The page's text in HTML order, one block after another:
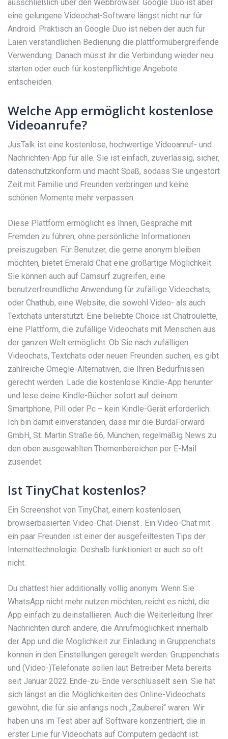
ausschließlich über den Webbrowser. Google Duo ist aber
eine gelungene Videochat-Software längst nicht nur für
Android. Praktisch an Google Duo ist neben der auch für
Laien verständlichen Bedienung die plattformübergreifende
Verwendung. Danach müsst ihr die Verbindung wieder neu
starten oder euch für kostenpflichtige Angebote
entscheiden.
Welche App ermöglicht kostenlose
Videoanrufe?
JusTalk ist eine kostenlose, hochwertige Videoanruf- und
Nachrichten-App für alle. Sie ist einfach, zuverlässig, sicher,
datenschutzkonform und macht Spaß, sodass Sie ungestört
Zeit mit Familie und Freunden verbringen und keine
schönen Momente mehr verpassen.
Diese Plattform ermöglicht es Ihnen, Gespräche mit
Fremden zu führen, ohne persönliche Informationen
preiszugeben. Für Benutzer, die gerne anonym bleiben
möchten, bietet Emerald Chat eine großartige Möglichkeit.
Sie können auch auf Camsurf zugreifen, eine
benutzerfreundliche Anwendung für zufällige Videochats,
oder Chathub, eine Website, die sowohl Video- als auch
Textchats unterstützt. Eine beliebte Choice ist Chatroulette,
eine Plattform, die zufällige Videochats mit Menschen aus
der ganzen Welt ermöglicht. Ob Sie nach zufälligen
Videochats, Textchats oder neuen Freunden suchen, es gibt
zahlreiche Omegle-Alternativen, die Ihren Bedürfnissen
gerecht werden. Lade die kostenlose Kindle-App herunter
und lese deine Kindle-Bücher sofort auf deinem
Smartphone, Pill oder Pc – kein Kindle-Gerät erforderlich.
Ich bin damit einverstanden, dass mir die BurdaForward
GmbH, St. Martin Straße 66, München, regelmäßig News zu
den oben ausgewählten Themenbereichen per E-Mail
zusendet.
Ist TinyChat kostenlos?
Ein Screenshot von TinyChat, einem kostenlosen,
browserbasierten Video-Chat-Dienst . Ein Video-Chat mit
ein paar Freunden ist einer der ausgefeiltesten Tips der
Internettechnologie. Deshalb funktioniert er auch so oft
nicht.
Du chattest hier additionally vollig anonym. Wenn Sie
WhatsApp nicht mehr nutzen möchten, reicht es nicht, die
App einfach zu deinstallieren. Auch die Weiterleitung Ihrer
Nachrichten durch andere, die Anrufmöglichkeit innerhalb
der App und die Möglichkeit zur Einladung in Gruppenchats
können in den Einstellungen geregelt werden. Gruppenchats
und (Video-)Telefonate sollen laut Betreiber Meta bereits
seit Januar 2022 Ende-zu-Ende verschlüsselt sein. Sie hat
sich längst an die Möglich­keiten des Online-Video­chats
gewöhnt, die für sie anfangs noch „Zauberei“ waren. Wir
haben uns im Test aber auf Software konzentriert, die in
erster Linie für Video­chats auf Computern gedacht ist.